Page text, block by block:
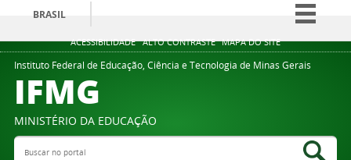
ACESSIBILIDADE ALTO CONTRASTE MAPA DO SITE
BRASIL
Simplifique!
Comunica BR
Legislação
Instituto Federal de Educação, Ciência e Tecnologia de Minas Gerais
IFMG
MINISTÉRIO DA EDUCAÇÃO
Buscar no portal